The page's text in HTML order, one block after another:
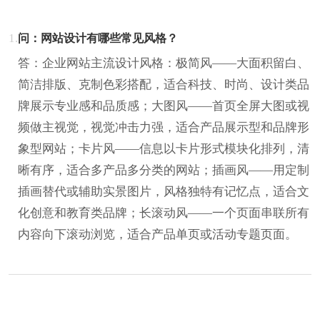
1.问：网站设计有哪些常见风格？
答：企业网站主流设计风格：极简风——大面积留白、
简洁排版、克制色彩搭配，适合科技、时尚、设计类品
牌展示专业感和品质感；大图风——首页全屏大图或视
频做主视觉，视觉冲击力强，适合产品展示型和品牌形
象型网站；卡片风——信息以卡片形式模块化排列，清
晰有序，适合多产品多分类的网站；插画风——用定制
插画替代或辅助实景图片，风格独特有记忆点，适合文
化创意和教育类品牌；长滚动风——一个页面串联所有
内容向下滚动浏览，适合产品单页或活动专题页面。